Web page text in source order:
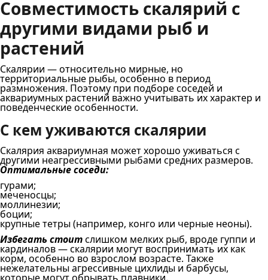
Совместимость скалярий с
другими видами рыб и
растений
Скалярии — относительно мирные, но
территориальные рыбы, особенно в период
размножения. Поэтому при подборе соседей и
аквариумных растений важно учитывать их характер и
поведенческие особенности.
С кем уживаются скалярии
Скалярия аквариумная может хорошо уживаться с
другими неагрессивными рыбами средних размеров.
Оптимальные соседи:
гурами;
меченосцы;
моллинезии;
боции;
крупные тетры (например, конго или черные неоны).
Избегать стоитслишком мелких рыб, вроде гуппи и
кардиналов — скалярии могут воспринимать их как
корм, особенно во взрослом возрасте. Также
нежелательны агрессивные цихлиды и барбусы,